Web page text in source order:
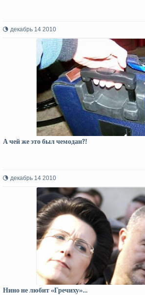
декабрь 14 2010
А чей же это был чемодан?!
декабрь 14 2010
Нино не любит «Гречиху»…